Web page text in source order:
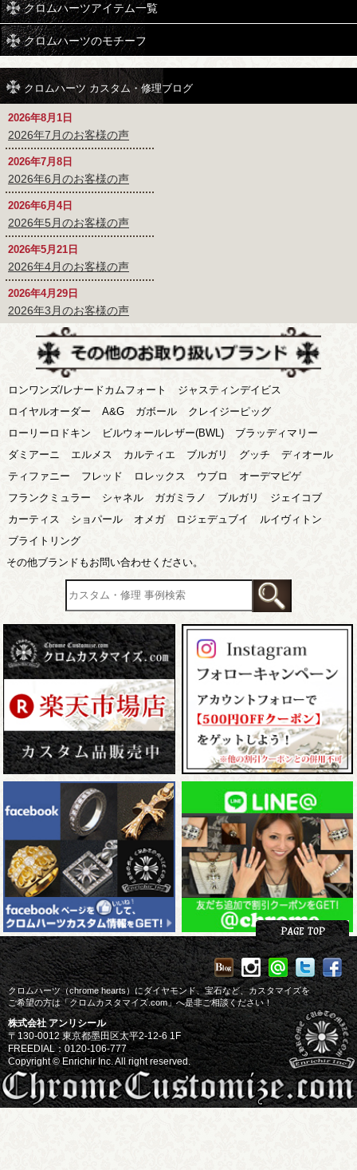
クロムハーツアイテム一覧
クロムハーツのモチーフ
クロムハーツ カスタム・修理ブログ
2026年8月1日
2026年7月のお客様の声
2026年7月8日
2026年6月のお客様の声
2026年6月4日
2026年5月のお客様の声
2026年5月21日
2026年4月のお客様の声
2026年4月29日
2026年3月のお客様の声
ロンワンズ/レナードカムフォート
ジャスティンデイビス
ロイヤルオーダー
A&G ガボール
クレイジーピッグ
ローリーロドキン
ビルウォールレザー(BWL)
ブラッディマリー
ダミアーニ
エルメス カルティエ ブルガリ グッチ
ディオール
ティファニー
フレッド ロレックス ウブロ
オーデマピゲ
フランクミュラー
シャネル ガガミラノ ブルガリ
ジェイコブ
カーティス
ショパール オメガ ロジェデュブイ
ルイヴィトン
ブライトリング
その他ブランドもお問い合わせください。
クロムハーツ（chrome hearts）にダイヤモンド、宝石など、カスタマイズを
ご希望の方は「クロムカスタマイズ.com」へ是非ご相談ください！
株式会社 アンリシール
〒130-0012 東京都墨田区太平2-12-6 1F
FREEDIAL：0120-106-777
Copyright © Enrichir Inc. All right reserved.